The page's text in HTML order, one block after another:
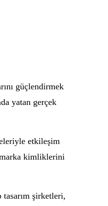
güçlendirmek
yatan gerçek
etkileşim
marka kimliklerini
tasarım şirketleri,